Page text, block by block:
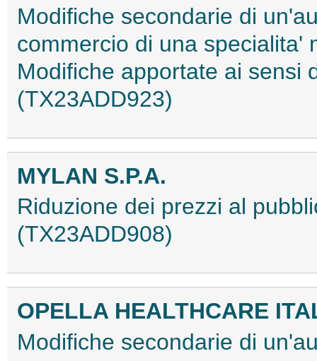
Modifiche secondarie di
commercio di una specialita'
Modifiche apportate ai sensi
(TX23ADD923)
MYLAN S.P.A.
Riduzione dei prezzi al
(TX23ADD908)
OPELLA HEALTHCARE
Modifiche secondarie di